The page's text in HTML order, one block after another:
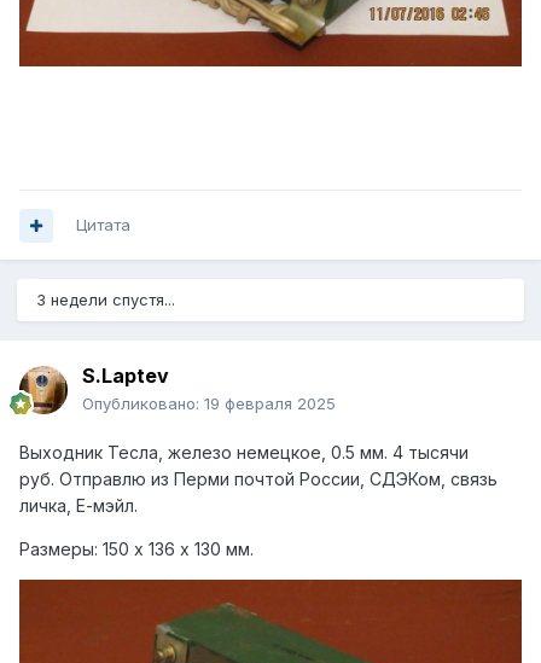
Цитата
3 недели спустя...
S.Laptev
Опубликовано: 19 февраля 2025
Выходник Тесла, железо немецкое, 0.5 мм. 4 тысячи
руб. Отправлю из Перми почтой России, СДЭКом, связь
личка, Е-мэйл.
Размеры: 150 х 136 х 130 мм.